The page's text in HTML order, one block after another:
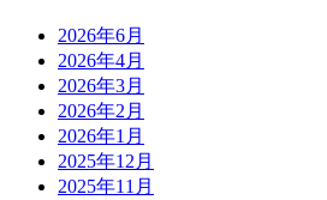
2026年6月
2026年4月
2026年3月
2026年2月
2026年1月
2025年12月
2025年11月